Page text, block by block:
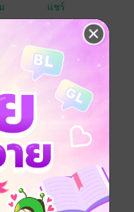
แชร์
ไม่อ่อน ไม่แรง
ลาย ใส่ใจคนไป
เมลสีน้ำตาลส้ม
าชื่นชอบกันดี ชีวิต
น ความสุขสม
ลั่นกรองออกมา
ชีวิตที่ผู้เขียน
นตลอดระยะเวลา